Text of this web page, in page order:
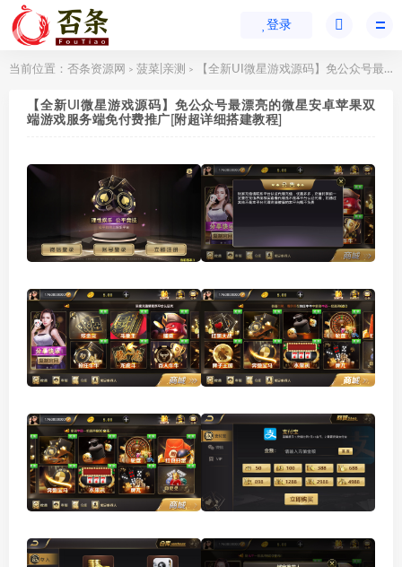
登录
当前位置： 否条资源网 > 菠菜|亲测 > 【全新UI微星游戏源码】免公众号最漂亮的微星安卓苹果双端游戏服务端免付费推广[附超详细搭建教程]
【全新UI微星游戏源码】免公众号最漂亮的微星安卓苹果双
端游戏服务端免付费推广[附超详细搭建教程]